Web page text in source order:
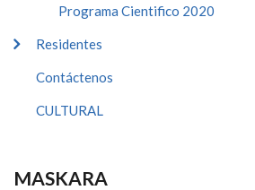
Programa Cientifico 2020
Residentes
Contáctenos
CULTURAL
MASKARA